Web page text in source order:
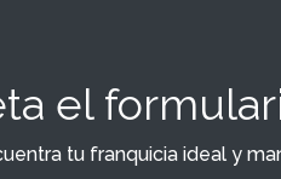
el
tu franquicia ideal y